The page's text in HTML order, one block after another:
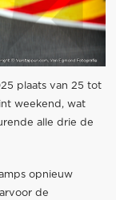
plaats van 25 tot
weekend, wat
alle drie de
opnieuw
de